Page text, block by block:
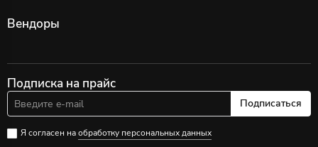
Вендоры
Подписка на прайс
Подписаться
Я согласен наобработку персональных данных